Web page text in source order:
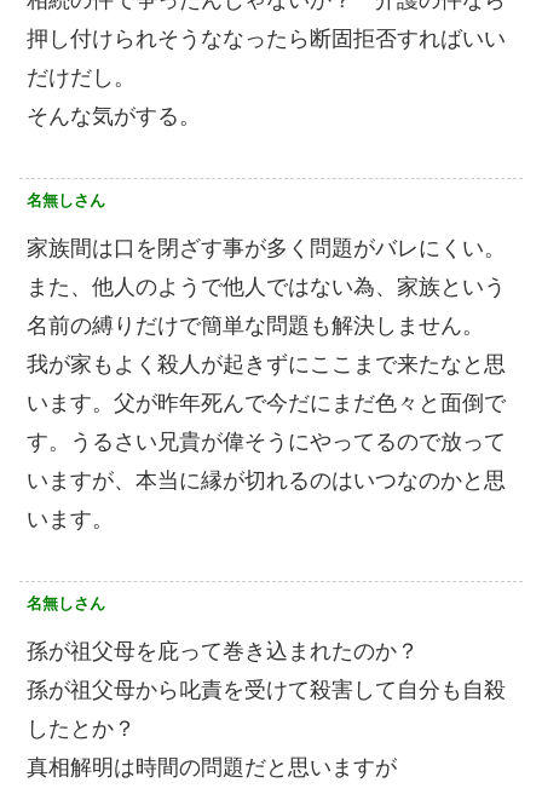
押し付けられそうななったら断固拒否すればいい
だけだし。
そんな気がする。
名無しさん
家族間は口を閉ざす事が多く問題がバレにくい。
また、他人のようで他人ではない為、家族という
名前の縛りだけで簡単な問題も解決しません。
我が家もよく殺人が起きずにここまで来たなと思
います。父が昨年死んで今だにまだ色々と面倒で
す。うるさい兄貴が偉そうにやってるので放って
いますが、本当に縁が切れるのはいつなのかと思
います。
名無しさん
孫が祖父母を庇って巻き込まれたのか？
孫が祖父母から叱責を受けて殺害して自分も自殺
したとか？
真相解明は時間の問題だと思いますが